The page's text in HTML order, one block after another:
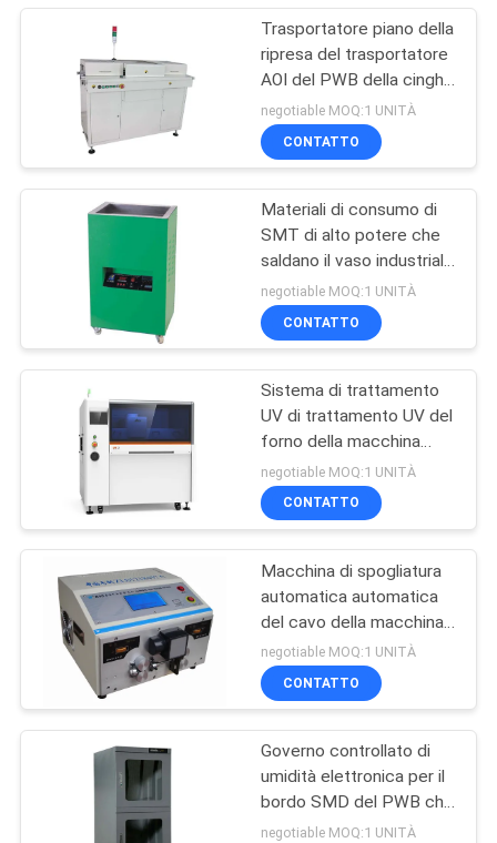
contatore del
componente
elettronico
miscelatore della
pasta della lega per
saldatura
Ugello di SMT
anti banco da lavoro
statico
Trasportatore piano della
ripresa del trasportatore
AOI del PWB della cinghia
di ESD controllato dallo
SpA di Omron
negotiable MOQ:1 UNITÀ
CONTATTO
Materiali di consumo di
SMT di alto potere che
saldano il vaso industriale
a macchina della lega per
saldatura del bagno
negotiable MOQ:1 UNITÀ
CONTATTO
Sistema di trattamento
UV di trattamento UV del
forno della macchina
dell'Assemblea del PWB
SMT del touch screen in
linea
negotiable MOQ:1 UNITÀ
CONTATTO
Macchina di spogliatura
automatica automatica
del cavo della macchina
di spogliatura del cavo di
9 posizioni
negotiable MOQ:1 UNITÀ
CONTATTO
Governo controllato di
umidità elettronica per il
bordo SMD del PWB che
memorizza i materiali
negotiable MOQ:1 UNITÀ